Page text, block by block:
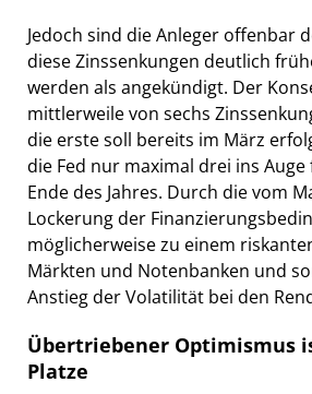
Jedoch sind die Anleger offenbar
diese Zinssenkungen deutlich
werden als angekündigt. Der
mittlerweile von sechs
die erste soll bereits im März
die Fed nur maximal drei ins Auge
Ende des Jahres. Durch die vom
Lockerung der
möglicherweise zu einem
Märkten und Notenbanken und
Anstieg der Volatilität bei den
Übertriebener Optimismus
Platze